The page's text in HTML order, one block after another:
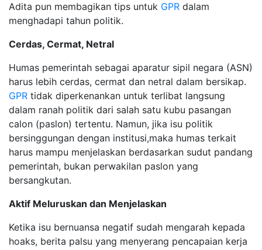
Adita pun membagikan tips untuk GPR dalam
menghadapi tahun politik.
Cerdas, Cermat, Netral
Humas pemerintah sebagai aparatur sipil negara (ASN)
harus lebih cerdas, cermat dan netral dalam bersikap.
GPR tidak diperkenankan untuk terlibat langsung
dalam ranah politik dari salah satu kubu pasangan
calon (paslon) tertentu. Namun, jika isu politik
bersinggungan dengan institusi,maka humas terkait
harus mampu menjelaskan berdasarkan sudut pandang
pemerintah, bukan perwakilan paslon yang
bersangkutan.
Aktif Meluruskan dan Menjelaskan
Ketika isu bernuansa negatif sudah mengarah kepada
hoaks, berita palsu yang menyerang pencapaian kerja